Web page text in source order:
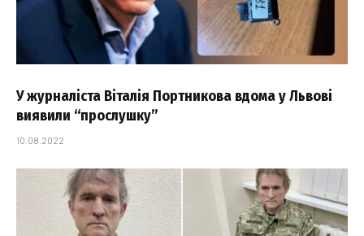
У журналіста Віталія Портникова вдома у Львові
виявили “прослушку”
10.08.2022